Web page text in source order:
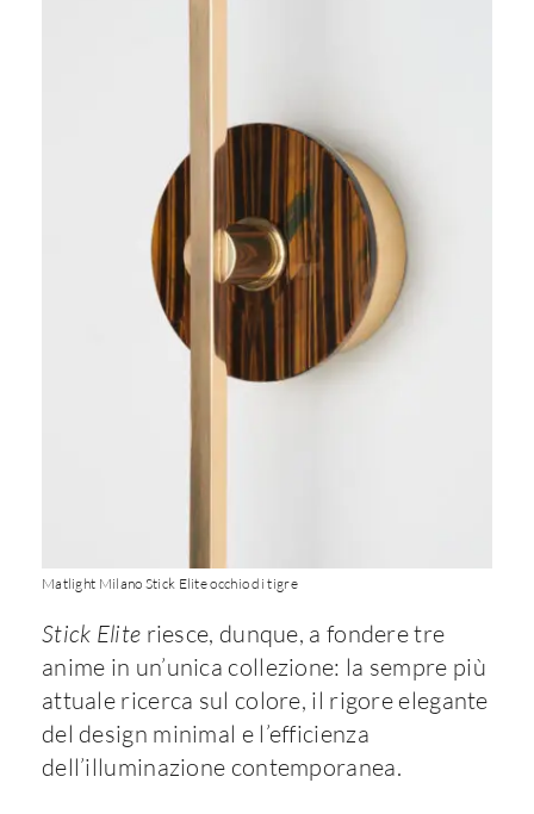
Matlight Milano Stick Elite occhio di tigre
Stick Elite riesce, dunque, a fondere tre
anime in un’unica collezione: la sempre più
attuale ricerca sul colore, il rigore elegante
del design minimal e l’efficienza
dell’illuminazione contemporanea.